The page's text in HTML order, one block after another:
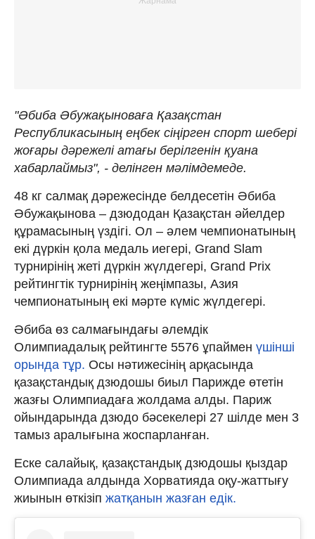
"Әбиба Әбужақыноваға Қазақстан
Республикасының еңбек сіңірген спорт шебері
жоғары дәрежелі атағы берілгенін қуана
хабарлаймыз", - делінген мәлімдемеде.
48 кг салмақ дәрежесінде белдесетін Әбиба
Әбужақынова – дзюдодан Қазақстан әйелдер
құрамасының үздігі. Ол – әлем чемпионатының
екі дүркін қола медаль иегері, Grand Slam
турнирінің жеті дүркін жүлдегері, Grand Prix
рейтингтік турнирінің жеңімпазы, Азия
чемпионатының екі мәрте күміс жүлдегері.
Әбиба өз салмағындағы әлемдік
Олимпиадалық рейтингте 5576 ұпаймен үшінші
орында тұр. Осы нәтижесінің арқасында
қазақстандық дзюдошы биыл Парижде өтетін
жазғы Олимпиадаға жолдама алды. Париж
ойындарында дзюдо бәсекелері 27 шілде мен 3
тамыз аралығына жоспарланған.
Еске салайық, қазақстандық дзюдошы қыздар
Олимпиада алдында Хорватияда оқу-жаттығу
жиынын өткізіп жатқанын жазған едік.